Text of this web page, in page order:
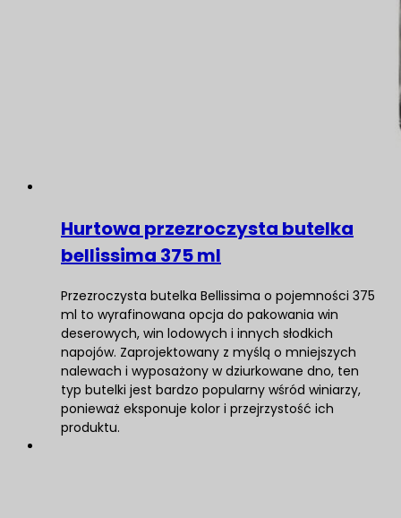
Hurtowa przezroczysta butelka
bellissima 375 ml
Przezroczysta butelka Bellissima o pojemności 375
ml to wyrafinowana opcja do pakowania win
deserowych, win lodowych i innych słodkich
napojów. Zaprojektowany z myślą o mniejszych
nalewach i wyposażony w dziurkowane dno, ten
typ butelki jest bardzo popularny wśród winiarzy,
ponieważ eksponuje kolor i przejrzystość ich
produktu.